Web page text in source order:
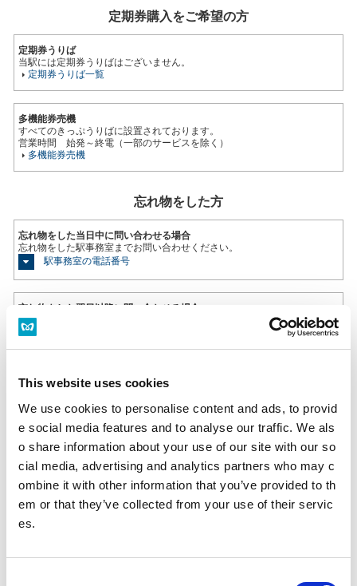
This website uses cookies
We use cookies to personalise content and ads, to provid
e social media features and to analyse our traffic. We als
o share information about your use of our site with our so
cial media, advertising and analytics partners who may c
ombine it with other information that you’ve provided to th
em or that they’ve collected from your use of their servic
es.
定期券購入をご希望の方
定期券うりば
当駅には定期券うりばはございません。
定期券うりば一覧
多機能券売機
すべてのきっぷうりばに設置されております。
営業時間 始発～終電（一部のサービスを除く）
多機能券売機
忘れ物をした方
忘れ物をした当日中に問い合わせる場合
忘れ物をした駅事務室までお問い合わせください。
駅事務室の電話番号
忘れ物をした翌日以降に問い合わせる場合
飯田橋駅（東京メトロ南北線）構内のお忘れ物総合取扱所もしくは東京メ
トロお客様センターまでお問いあわせください。
のりかえのご案内
麻布十番駅からの運賃・のりかえ検索
麻布十番駅について
乗降人員
(2025年
他鉄道との直結連絡駅及び共用している駅の乗降人員は